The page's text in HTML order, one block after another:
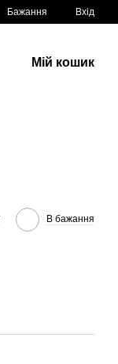
Бажання Вхід
Мій кошик
В бажання